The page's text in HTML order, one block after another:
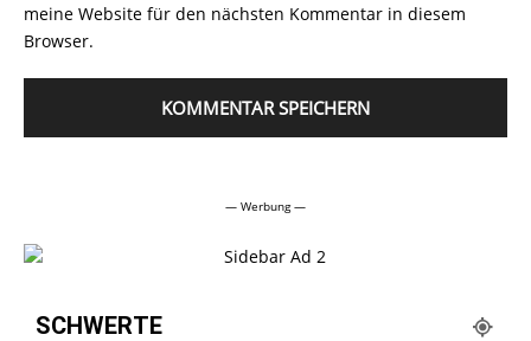
meine Website für den nächsten Kommentar in diesem
Browser.
— Werbung —
SCHWERTE